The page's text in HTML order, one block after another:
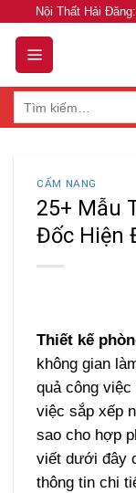
content
Nội Thất Hải
CẨM NANG
25+ Mẫu
Đốc Hiện
Thiết kế
không gian
quả công việc
việc sắp xếp
sao cho hợp
viết dưới đây
thông tin chi